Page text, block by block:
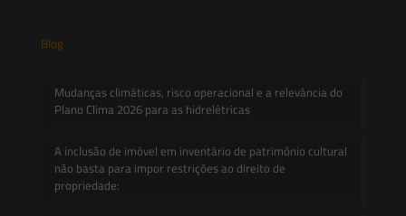
Blog
Mudanças climáticas, risco operacional e a relevância do
Plano Clima 2026 para as hidrelétricas
A inclusão de imóvel em inventário de patrimônio cultural
não basta para impor restrições ao direito de
propriedade: